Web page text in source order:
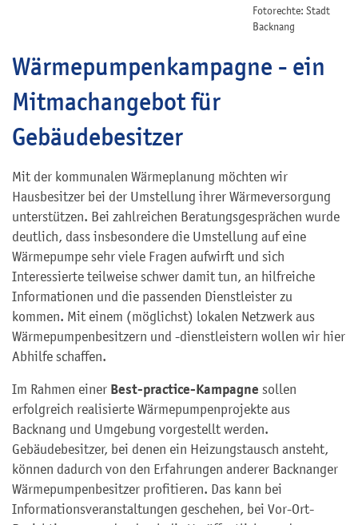
Fotorechte: Stadt
Backnang
Wärmepumpenkampagne - ein
Mitmachangebot für
Gebäudebesitzer
Mit der kommunalen Wärmeplanung möchten wir
Hausbesitzer bei der Umstellung ihrer Wärmeversorgung
unterstützen. Bei zahlreichen Beratungsgesprächen wurde
deutlich, dass insbesondere die Umstellung auf eine
Wärmepumpe sehr viele Fragen aufwirft und sich
Interessierte teilweise schwer damit tun, an hilfreiche
Informationen und die passenden Dienstleister zu
kommen. Mit einem (möglichst) lokalen Netzwerk aus
Wärmepumpenbesitzern und -dienstleistern wollen wir hier
Abhilfe schaffen.
Im Rahmen einer Best-practice-Kampagne sollen
erfolgreich realisierte Wärmepumpenprojekte aus
Backnang und Umgebung vorgestellt werden.
Gebäudebesitzer, bei denen ein Heizungstausch ansteht,
können dadurch von den Erfahrungen anderer Backnanger
Wärmepumpenbesitzer profitieren. Das kann bei
Informationsveranstaltungen geschehen, bei Vor-Ort-